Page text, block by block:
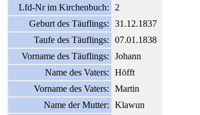
Lfd-Nr im Kirchenbuch:
2
Geburt des Täuflings:
31.12.1837
Taufe des Täuflings:
07.01.1838
Vorname des Täuflings:
Johann
Name des Vaters:
Höfft
Vorname des Vaters:
Martin
Name der Mutter:
Klawun